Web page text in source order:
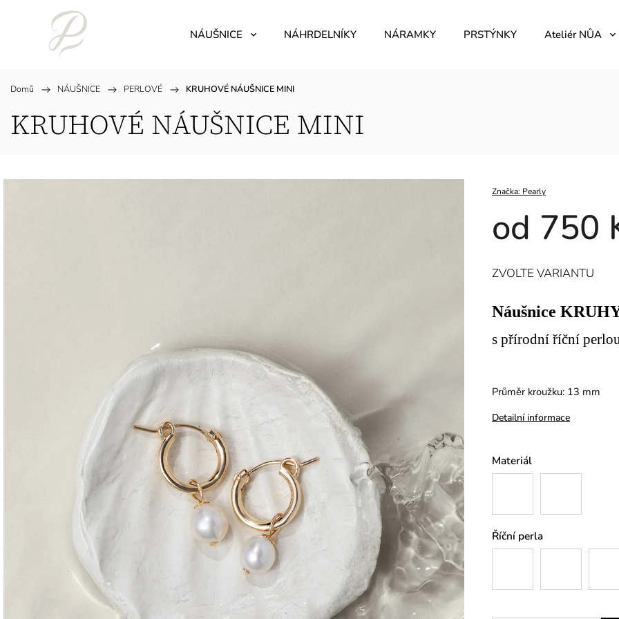
NÁUŠNICE NÁHRDELNÍKY NÁRAMKY PRSTÝNKY Ateliér NÛA
Domů / NÁUŠNICE / PERLOVÉ / KRUHOVÉ NÁUŠNICE MINI
KRUHOVÉ NÁUŠNICE MINI
Značka: Pearly
od 750
Náušnice
s přírodní říční
Průměr kroužku: 13 mm
Detailní informace
Materiál
Říční perla
ZVOLTE VARIANTU